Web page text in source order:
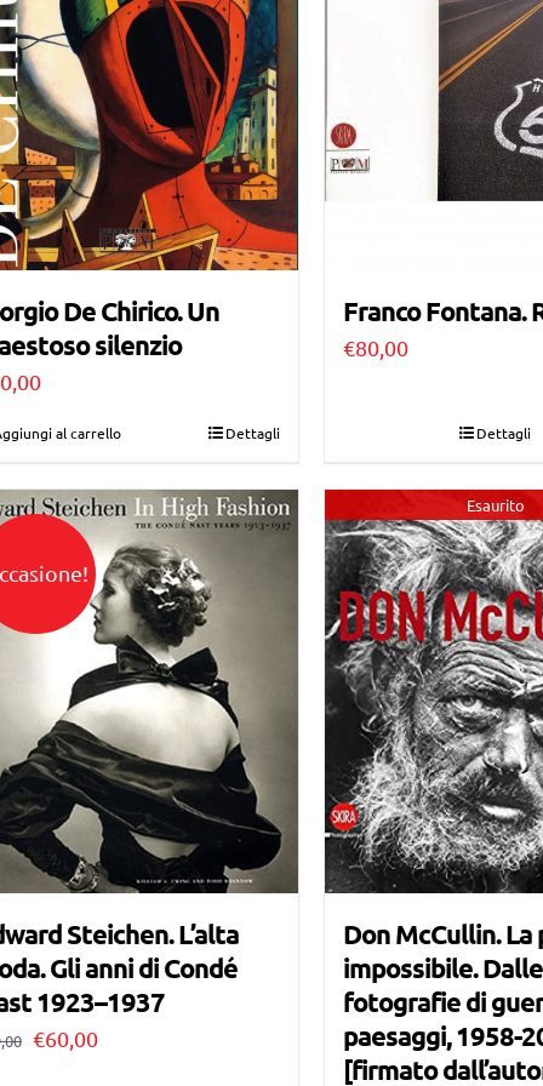
De Chirico. Un
silenzio
al carrello Dettagli
Franco Fontana.
€80,00
Dettagli
Steichen. L’alta
Gli anni di Condé
1923–1937
Il
€60,00Il
Esaurito
Don McCullin. La
impossibile. Dalle
fotografie di
paesaggi, 1958-
[firmato